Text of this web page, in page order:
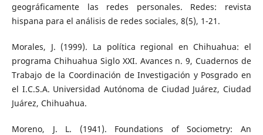
geográficamente las redes personales. Redes: revista
hispana para el análisis de redes sociales, 8(5), 1-21.
Morales, J. (1999). La política regional en Chihuahua: el
programa Chihuahua Siglo XXI. Avances n. 9, Cuadernos de
Trabajo de la Coordinación de Investigación y Posgrado en
el I.C.S.A. Universidad Autónoma de Ciudad Juárez, Ciudad
Juárez, Chihuahua.
Moreno, J. L. (1941). Foundations of Sociometry: An